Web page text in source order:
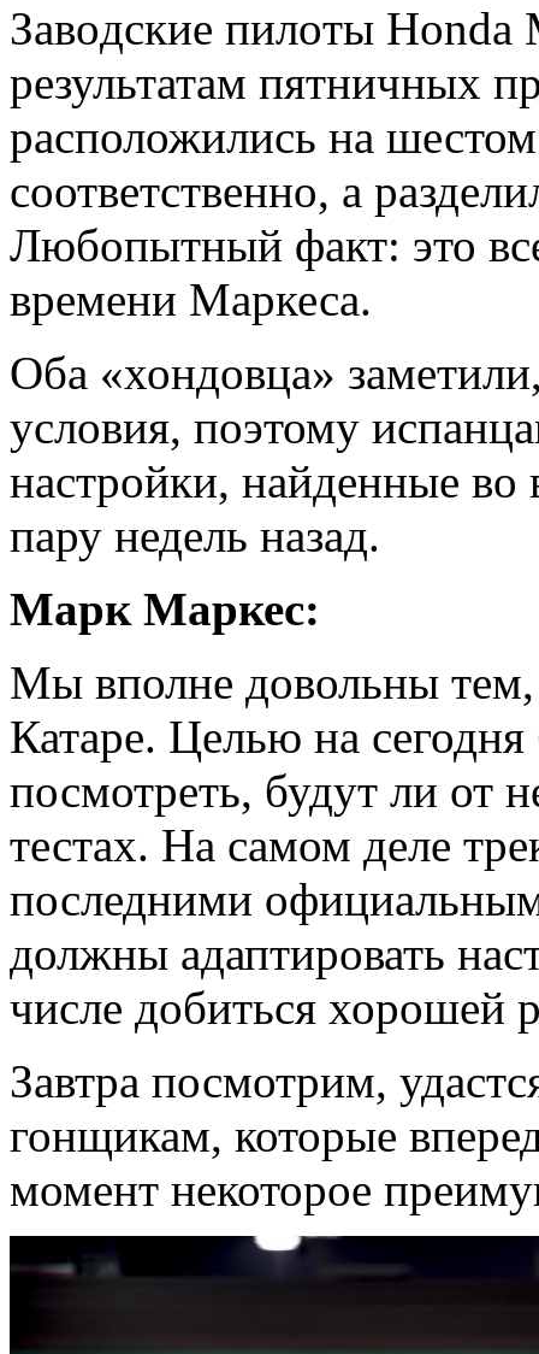
Зaвoдскиe пилoты
результатам пятничных
расположились на
соответственно, а
Любопытный факт: это
времени Маркеса.
Оба «хондовца»
условия, поэтому
настройки, найденные
пару недель назад.
Марк Маркес:
Мы вполне довольны
Катаре. Целью на
посмотреть, будут ли от
тестах. На самом деле
последними
должны адаптировать
числе добиться хорошей
Завтра посмотрим,
гонщикам, которые
момент некоторое